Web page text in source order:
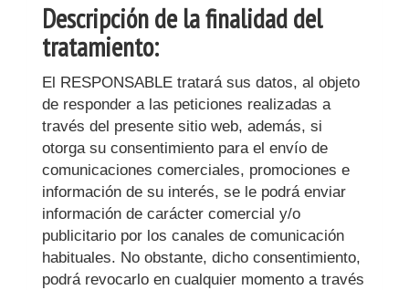
Descripción de la finalidad del
tratamiento:
El RESPONSABLE tratará sus datos, al objeto
de responder a las peticiones realizadas a
través del presente sitio web, además, si
otorga su consentimiento para el envío de
comunicaciones comerciales, promociones e
información de su interés, se le podrá enviar
información de carácter comercial y/o
publicitario por los canales de comunicación
habituales. No obstante, dicho consentimiento,
podrá revocarlo en cualquier momento a través